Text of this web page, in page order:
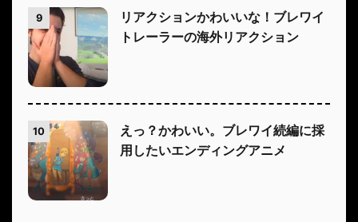
9
リアクションかわいいな！ブレワイ
トレーラーの海外リアクション
10
えっ？かわいい。ブレワイ続編に採
用したいエンディングアニメ